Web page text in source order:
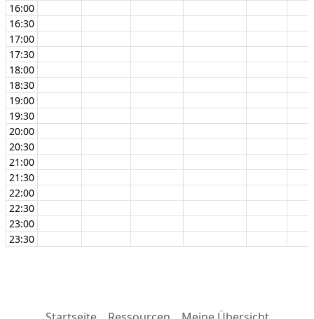
16:00
16:30
17:00
17:30
18:00
18:30
19:00
19:30
20:00
20:30
21:00
21:30
22:00
22:30
23:00
23:30